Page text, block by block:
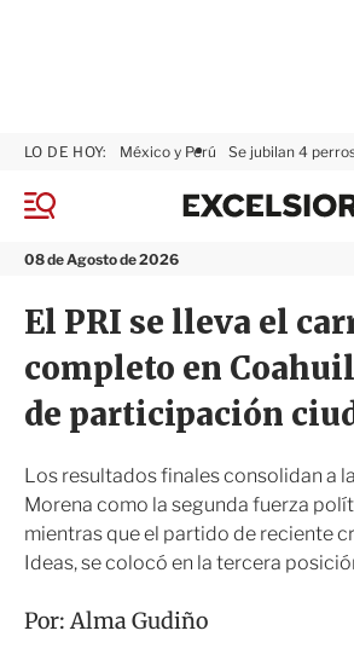
M
n
08 de Agosto de 2026
LO DE HOY: México y Perú Se jubilan 4
El PRI se lleva el
completo en
de participación
Los resultados finales consolidan a
Morena como la segunda fuerza
mientras que el partido de reciente
Ideas, se colocó en la tercera
Por:Alma Gudiño